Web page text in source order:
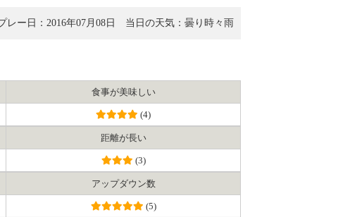
レー日：2016年07月08日 当日の天気：曇り時々雨
食事が美味しい
(4)
距離が長い
(3)
アップダウン数
(5)